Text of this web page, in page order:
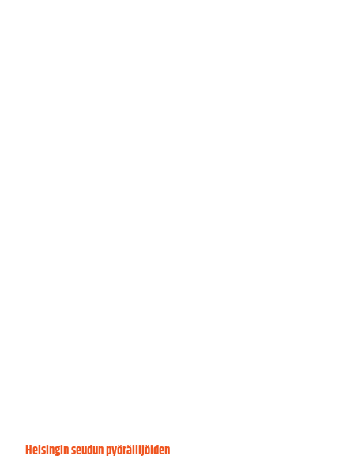
Helsingin seudun pyöräilijöiden